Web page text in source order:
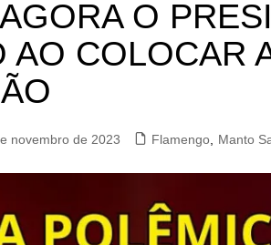
O
AO COLOCAR
novembro de 2023 Flamengo Manto